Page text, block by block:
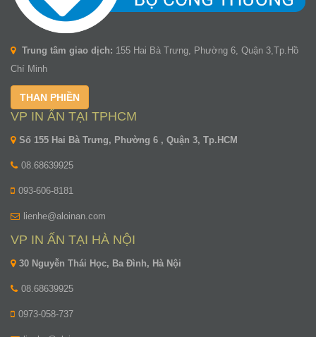
Trung tâm giao dịch: 155 Hai Bà Trưng, Phường 6, Quận 3,Tp.Hồ
Chí Minh
THAN PHIỀN
VP IN ẤN TẠI TPHCM
Số 155 Hai Bà Trưng, Phường 6 , Quận 3, Tp.HCM
08.68639925
093-606-8181
lienhe@aloinan.com
VP IN ẤN TẠI HÀ NỘI
30 Nguyễn Thái Học, Ba Đình, Hà Nội
08.68639925
0973-058-737